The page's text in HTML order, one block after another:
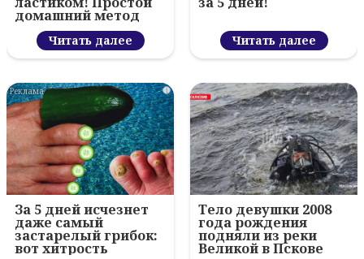
домашний метод
Читать далее Читать далее
i
За 5 дней исчезнет
даже самый
застарелый грибок:
вот хитрость
Тело девушки 2008
года рождения
подняли из реки
Великой в Пскове